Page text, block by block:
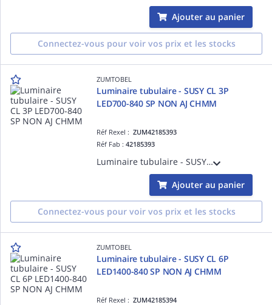
Ajouter au panier
Connectez-vous pour voir vos prix et les stocks
ZUMTOBEL
Luminaire tubulaire - SUSY CL 3P
LED700-840 SP NON AJ CHMM
Réf Rexel :ZUM42185393
Réf Fab :42185393
Luminaire tubulaire - SUSY CL 3P LED700-840 SP NON AJ CHMM - Projecteur LED pour éclairage de mise en valeur ¿ 4.5 m ¿ 684 lm ¿ 9W ¿ 30° ¿ 4000K ¿ Ra>80 ¿ IP68
Ajouter au panier
Connectez-vous pour voir vos prix et les stocks
ZUMTOBEL
Luminaire tubulaire - SUSY CL 6P
LED1400-840 SP NON AJ CHMM
Réf Rexel :ZUM42185394